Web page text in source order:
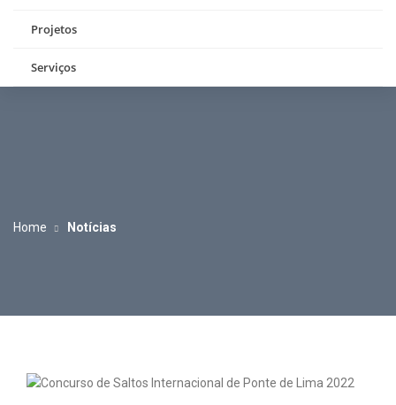
Projetos
Serviços
Home Notícias